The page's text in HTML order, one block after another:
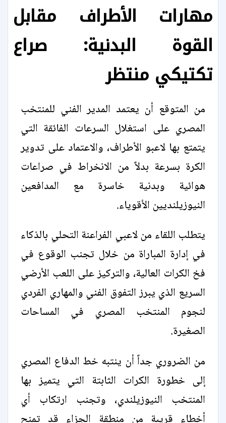
مهارات الأطراف مقابل
القوة البدنية: صراع
تكتيكي منتظر
من المتوقع أن يعتمد المدير الفني للمنتخب
المصري على استغلال السرعات الفائقة التي
يتمتع بها لاعبو الأطراف، والاعتماد على تدوير
الكرة بسرعة بدلاً من الانخراط في صراعات
هوائية وبدنية خاسرة مع المدافعين
النيوزيلنديين الأقوياء.
يتطلب اللقاء من لاعبي الفراعنة التحلي بالذكاء
في إدارة المباراة من خلال تجنب الوقوع في
فخ الكرات العالية، والتركيز على اللعب الأرضي
السريع الذي يبرز التفوق الفني والمهاري الفردي
لنجوم المنتخب المصري في المساحات
الصغيرة.
من الضروري جداً أن ينتبه خط الدفاع المصري
إلى خطورة الكرات الثابتة التي يتميز بها
المنتخب النيوزيلندي، وتجنب ارتكاب أي